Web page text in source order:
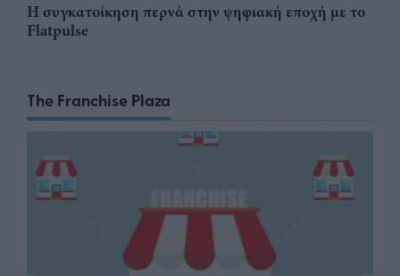
Η συγκατοίκηση περνά στην ψηφιακή εποχή με το
Flatpulse
The Franchise Plaza